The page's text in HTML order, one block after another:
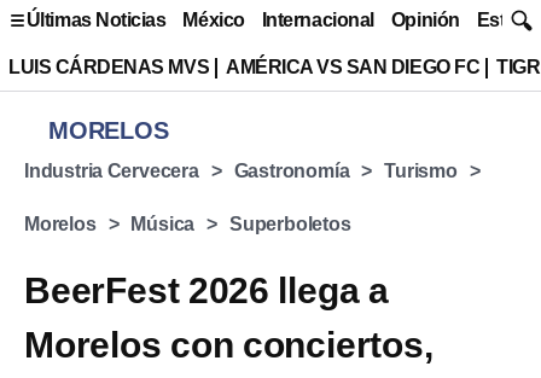
Últimas Noticias México Internacional Opinión Estilo
LUIS CÁRDENAS MVS AMÉRICA VS SAN DIEGO FC
MORELOS
Industria Cervecera Gastronomía Turismo
Morelos Música Superboletos
BeerFest 2026 llega a
Morelos con conciertos,